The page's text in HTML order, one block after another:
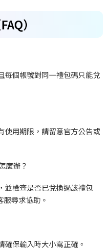
FAQ）
每個帳號對同一禮包碼只能兌
使用期限，請留意官方公告或
麼辦？
並檢查是否已兌換過該禮包
尋求協助。
保輸入時大小寫正確。